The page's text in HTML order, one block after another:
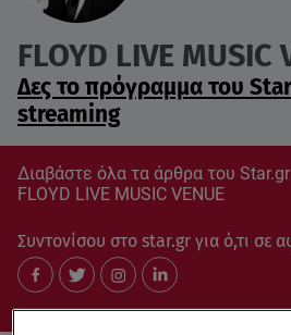
FLOYD LIVE MUSIC
Δες το πρόγραμμα του
streaming
Διαβάστε όλα τα άρθρα του
FLOYD LIVE MUSIC VENUE
Συντονίσου στο star.gr για ό,τι σε